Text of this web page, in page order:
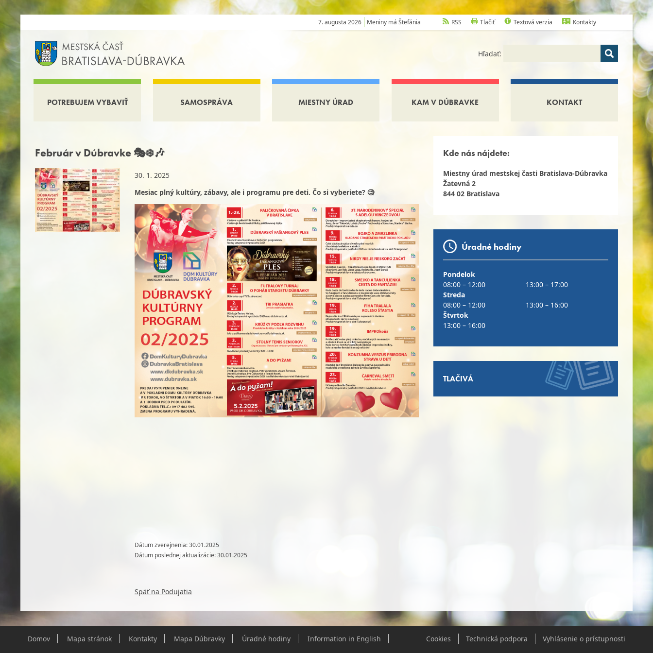
7. augusta 2026 Meniny má Štefánia RSS Tlačiť Textová verzia Kontakty
Hľadať:
POTREBUJEM VYBAVIŤ SAMOSPRÁVA MIESTNY ÚRAD KAM V DÚBRAVKE KONTAKT
Február v Dúbravke 🎭❄️🎶
30. 1. 2025
Mesiac plný kultúry, zábavy, ale i programu pre deti. Čo si vyberiete? 🧐
Dátum zverejnenia: 30.01.2025
Dátum poslednej aktualizácie: 30.01.2025
Späť na Podujatia
Kde nás nájdete:
Miestny úrad mestskej časti Bratislava-Dúbravka
Žatevná 2
844 02 Bratislava
Úradné hodiny
Pondelok
08:00 – 12:00
13:00 – 17:00
Streda
08:00 – 12:00
13:00 – 16:00
Štvrtok
13:00 – 16:00
TLAČIVÁ
Domov Mapa stránok Kontakty Mapa Dúbravky Úradné hodiny Vyhlásenie o prístupnosti
Technická podpora
Cookies
Information in English